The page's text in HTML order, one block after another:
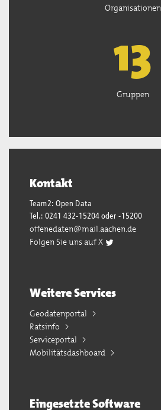
Organisationen
13
Gruppen
Kontakt
Team2: Open Data
Tel.: 0241 432-15204 oder -15200
offenedaten@mail.aachen.de
Folgen Sie uns auf X
Weitere Services
Geodatenportal
Ratsinfo
Serviceportal
Mobilitätsdashboard
Eingesetzte Software